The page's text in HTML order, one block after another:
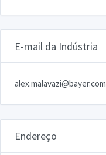
E-mail da Indústria
alex.malavazi@bayer.com
Endereço